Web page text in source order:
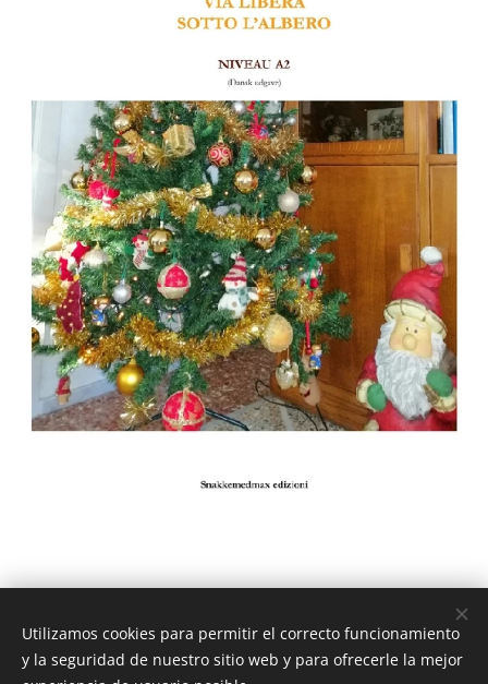
© 2023 Snakkemdmax I/S - Tutti i diritti riservati
Cookies
Utilizamos cookies para permitir el correcto funcionamiento
y la seguridad de nuestro sitio web y para ofrecerle la mejor